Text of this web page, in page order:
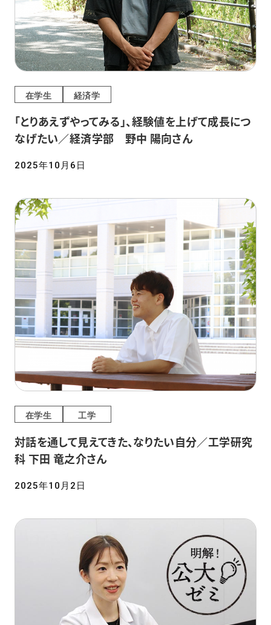
2025年10月6日
在学生 経済学
「とりあえずやってみる」、経験値を上げて成長につ
なげたい／経済学部 野中 陽向さん
2025年10月2日
在学生 工学
対話を通して見えてきた、なりたい自分／工学研究
科 下田 竜之介さん